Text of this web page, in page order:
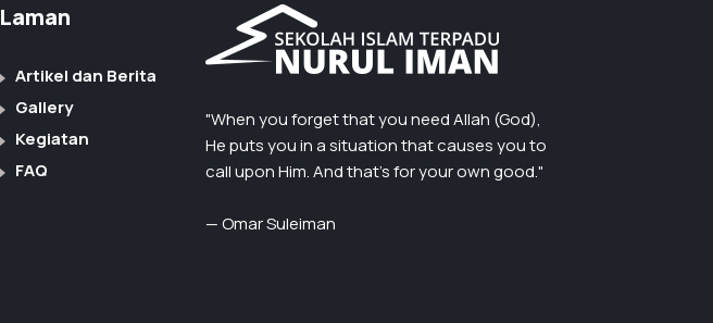
Laman
Artikel dan Berita
Gallery
Kegiatan
FAQ
"When you forget that you need Allah (God),
He puts you in a situation that causes you to
call upon Him. And that’s for your own good."
— Omar Suleiman